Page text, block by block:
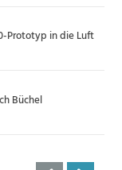
Prototyp in die Luft
Büchel